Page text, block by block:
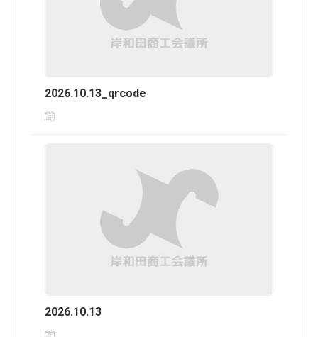
2026.10.13_qrcode
2026.10.13